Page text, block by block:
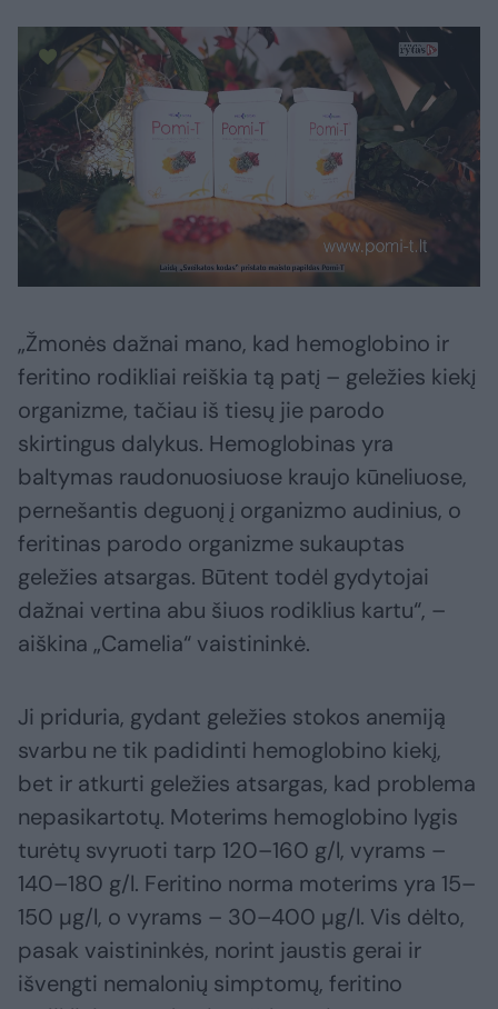
„Žmonės dažnai mano, kad hemoglobino ir
feritino rodikliai reiškia tą patį – geležies kiekį
organizme, tačiau iš tiesų jie parodo
skirtingus dalykus. Hemoglobinas yra
baltymas raudonuosiuose kraujo kūneliuose,
pernešantis deguonį į organizmo audinius, o
feritinas parodo organizme sukauptas
geležies atsargas. Būtent todėl gydytojai
dažnai vertina abu šiuos rodiklius kartu“, –
aiškina „Camelia“ vaistininkė.
Ji priduria, gydant geležies stokos anemiją
svarbu ne tik padidinti hemoglobino kiekį,
bet ir atkurti geležies atsargas, kad problema
nepasikartotų. Moterims hemoglobino lygis
turėtų svyruoti tarp 120–160 g/l, vyrams –
140–180 g/l. Feritino norma moterims yra 15–
150 µg/l, o vyrams – 30–400 µg/l. Vis dėlto,
pasak vaistininkės, norint jaustis gerai ir
išvengti nemalonių simptomų, feritino